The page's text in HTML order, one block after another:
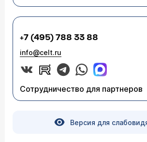
+7 (495) 788 33 88
info@celt.ru
Сотрудничество для партнеров
Версия для